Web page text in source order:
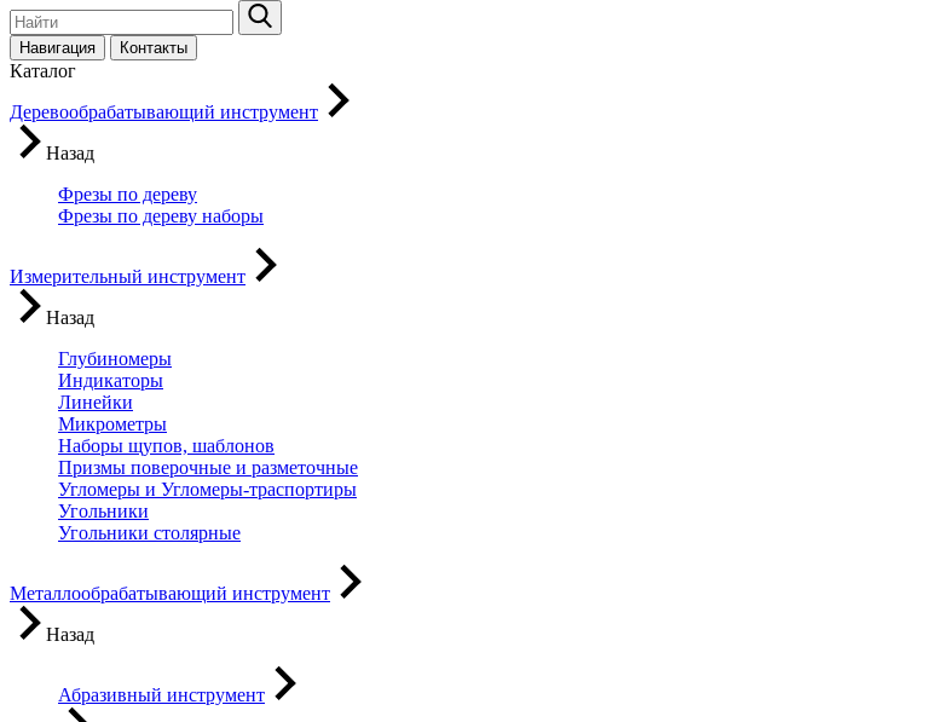
Навигация Контакты
Каталог
Деревообрабатывающий инструмент
Назад
Фрезы по дереву
Фрезы по дереву наборы
Измерительный инструмент
Назад
Глубиномеры
Индикаторы
Линейки
Микрометры
Наборы щупов, шаблонов
Призмы поверочные и разметочные
Угломеры и Угломеры-траспортиры
Угольники
Угольники столярные
Металлообрабатывающий инструмент
Назад
Абразивный инструмент